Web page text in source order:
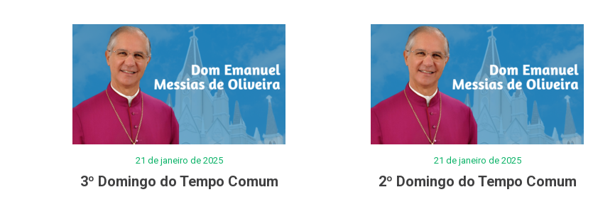
21 de janeiro de 2025
3º Domingo do Tempo Comum
21 de janeiro de 2025
2º Domingo do Tempo Comum